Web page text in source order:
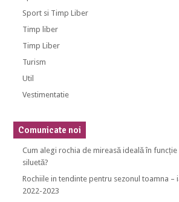
Sport si Timp Liber
Timp liber
Timp Liber
Turism
Util
Vestimentatie
Comunicate noi
Cum alegi rochia de mireasă ideală în funcție
siluetă?
Rochiile in tendinte pentru sezonul toamna –
2022-2023